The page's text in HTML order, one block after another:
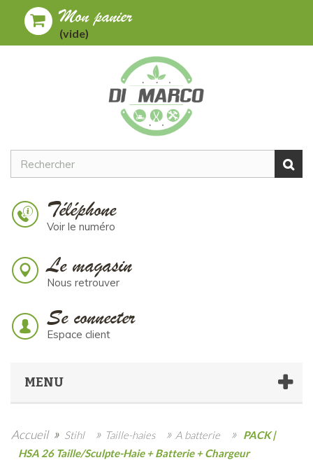
Mon panier
(vide)
Téléphone
Voir le numéro
Le magasin
Nous retrouver
Se connecter
Espace client
MENU
Accueil » Stihl » Taille-haies » A batterie » PACK |
HSA 26 Taille/Sculpte-Haie + Batterie + Chargeur